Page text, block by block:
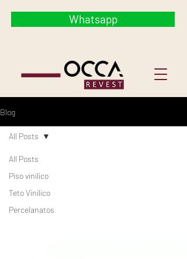
Whatsapp
Blog
All Posts
Piso vinilico
Teto Vinilico
Percelanatos
All Posts